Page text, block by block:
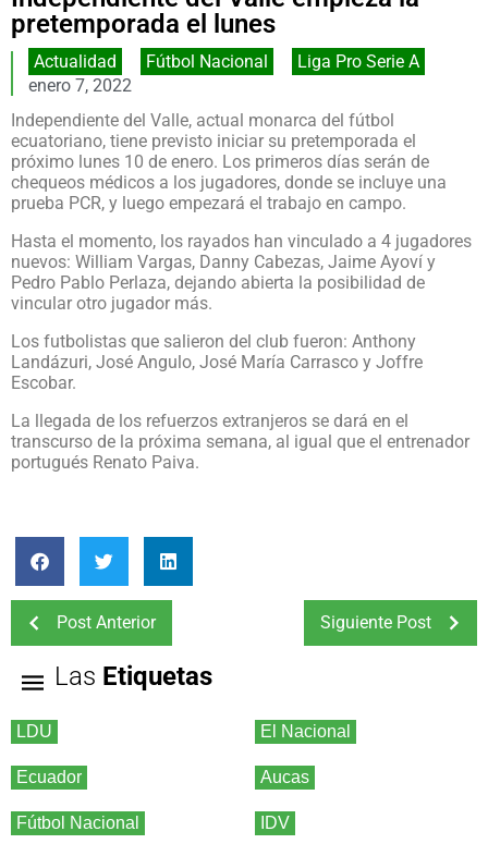
pretemporada el lunes
Actualidad Fútbol Nacional
Liga Pro Serie A
enero 7, 2022
Independiente del Valle, actual monarca del fútbol
ecuatoriano, tiene previsto iniciar su pretemporada el
próximo lunes 10 de enero. Los primeros días serán de
chequeos médicos a los jugadores, donde se incluye una
prueba PCR, y luego empezará el trabajo en campo.
Hasta el momento, los rayados han vinculado a 4 jugadores
nuevos: William Vargas, Danny Cabezas, Jaime Ayoví y
Pedro Pablo Perlaza, dejando abierta la posibilidad de
vincular otro jugador más.
Los futbolistas que salieron del club fueron: Anthony
Landázuri, José Angulo, José María Carrasco y Joffre
Escobar.
La llegada de los refuerzos extranjeros se dará en el
transcurso de la próxima semana, al igual que el entrenador
portugués Renato Paiva.
Post Anterior Siguiente Post
Las Etiquetas
LDU El Nacional
Ecuador Aucas
Fútbol Nacional IDV